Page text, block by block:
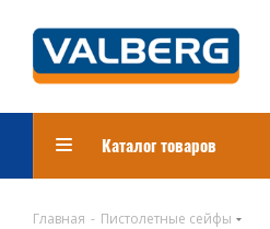
Каталог товаров
Главная - Пистолетные сейфы